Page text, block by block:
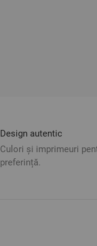
Design autentic
Culori și imprimeuri
preferință.